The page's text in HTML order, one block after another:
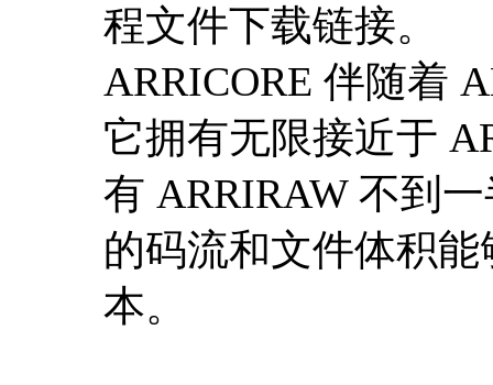
程文件下载链接。
ARRICORE 伴随着
它拥有无限接近于
有 ARRIRAW 不到
的码流和文件体积
本。